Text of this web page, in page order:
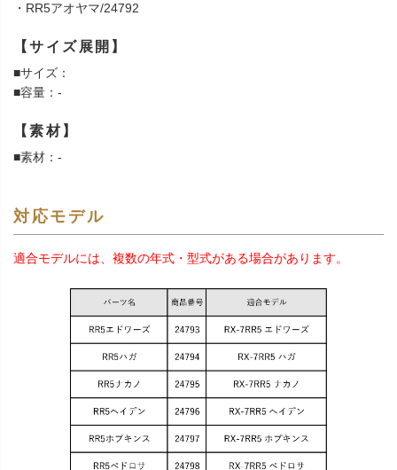
・RR5アオヤマ/24792
【サイズ展開】
■サイズ：
■容量：-
【素材】
■素材：-
対応モデル
適合モデルには、複数の年式・型式がある場合があります。